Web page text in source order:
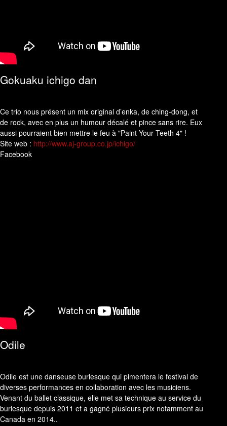
Gokuaku ichigo dan
Ce trio nous présent un mix original d’enka, de ching-dong, et
de rock, avec en plus un humour décalé et pince sans rire. Eux
aussi pourraient bien mettre le feu à "Paint Your Teeth 4" !
Site web : http://www.aj-group.co.jp/ichigo/
Facebook
Odile
Odile est une danseuse burlesque qui pimentera le festival de
diverses performances en collaboration avec les musiciens.
Venant du ballet classique, elle met sa technique au service du
burlesque depuis 2011 et a gagné plusieurs prix notamment au
Canada en 2014..